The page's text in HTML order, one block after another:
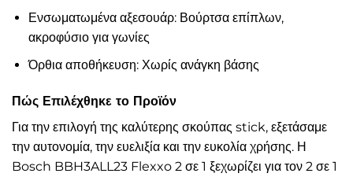
Ενσωματωμένα αξεσουάρ: Βούρτσα επίπλων,
ακροφύσιο για γωνίες
Όρθια αποθήκευση: Χωρίς ανάγκη βάσης
Πώς Επιλέχθηκε το Προϊόν
Για την επιλογή της καλύτερης σκούπας stick, εξετάσαμε
την αυτονομία, την ευελιξία και την ευκολία χρήσης. Η
Bosch BBH3ALL23 Flexxo 2 σε 1 ξεχωρίζει για τον 2 σε 1